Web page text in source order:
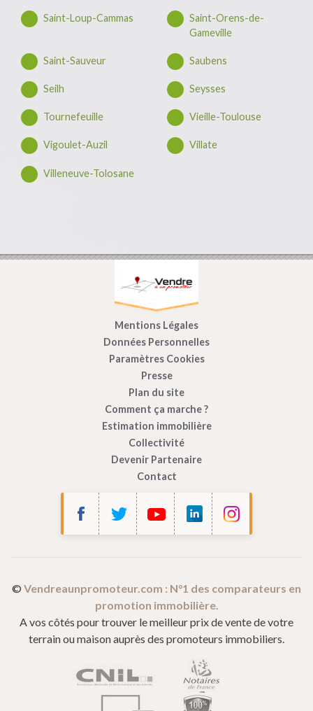
Bonjour c'est nous...
les Cookies !
internet.
Ces cookies sont partagés avec Google (Google Analytics).
Vous pouvez les accepter ou les refuser, et modifier vos choix à tout
moment en cliquant sur Paramétrage des cookiesdans le pied de
Pour modifier vos préférences par la suite, cliquez sur le lien
'Préférences de cookies' situé dans le pied de page.
Saint-Loup-Cammas
Saint-Orens-de-
Gameville
Saint-Sauveur Saubens
Seilh Seysses
Tournefeuille Vieille-Toulouse
Vigoulet-Auzil Villate
Villeneuve-Tolosane
Mentions Légales
Données Personnelles
Paramètres Cookies
Presse
Plan du site
Comment ça marche ?
Estimation immobilière
Collectivité
Devenir Partenaire
Contact
© Vendreaunpromoteur.com : N°1 des comparateurs en
promotion immobilière.
A vos côtés pour trouver le meilleur prix de vente de votre
terrain ou maison auprès des promoteurs immobiliers.